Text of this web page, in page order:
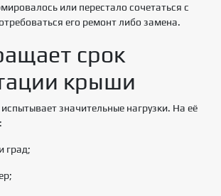
или перестало сочетаться с
его ремонт либо замена.
срок
крыши
значительные нагрузки. На её
град;